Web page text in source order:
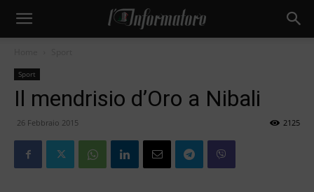
Sport
Il mendrisio d’Oro a Nibali
26 Febbraio 2015 2125